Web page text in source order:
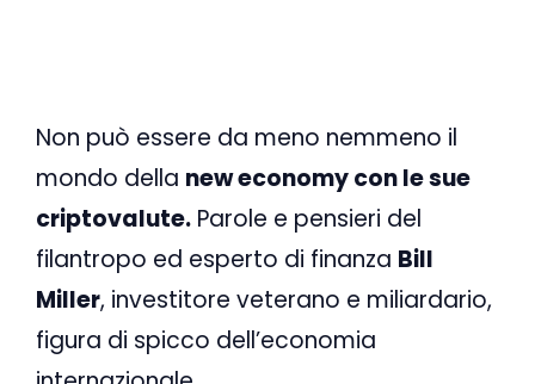
Non può essere da meno nemmeno il
mondo della new economy con le sue
criptovalute. Parole e pensieri del
filantropo ed esperto di finanza Bill
Miller, investitore veterano e miliardario,
figura di spicco dell’economia